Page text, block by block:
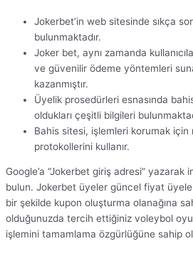
Jokerbet’in web sitesinde sıkça
bulunmaktadır.
Joker bet, aynı zamanda
ve güvenilir ödeme yöntemleri
kazanmıştır.
Üyelik prosedürleri esnasında
oldukları çeşitli bilgileri
Bahis sitesi, işlemleri korumak
protokollerini kullanır.
Google’a “Jokerbet giriş adresi”
bulun. Jokerbet üyeler güncel fiyat
bir şekilde kupon oluşturma olanağına
olduğunuzda tercih ettiğiniz voleybol
işlemini tamamlama özgürlüğüne sahip